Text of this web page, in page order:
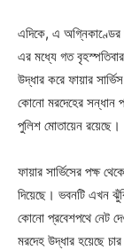
এদিকে, এ অগ্নিকাণ্ডের
এর মধ্যে গত
উদ্ধার করে ফায়ার
কোনো মরদেহের সন্ধান
পুলিশ মোতায়েন রয়েছে।
ফায়ার সার্ভিসের পক্ষ
দিয়েছে। ভবনটি এখন
কোনো প্রবেশপথে নেট
মরদেহ উদ্ধার হয়েছে